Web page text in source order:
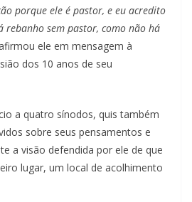
porque ele é pastor, e eu acredito
rebanho sem pastor, como não há
ele em mensagem à
dos 10 anos de seu
a quatro sínodos, quis também
sobre seus pensamentos e
a visão defendida por ele de que
lugar, um local de acolhimento